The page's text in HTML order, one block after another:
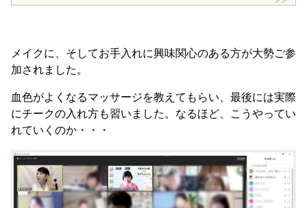
メイクに、そしてお手入れに興味関心のある方が大勢ご参
加されました。
血色がよくなるマッサージを教えてもらい、最後には実際
にチークの入れ方も習いました。なるほど、こうやってい
れていくのか・・・